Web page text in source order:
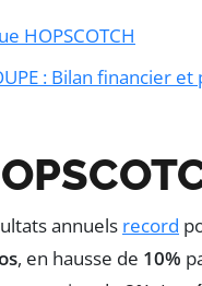
HOPSCOTCH
: Bilan financier
annuels record
, en hausse de 10%